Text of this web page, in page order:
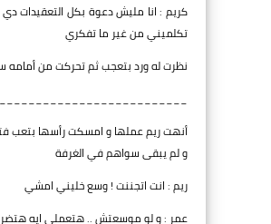
كريم : انا مليش دعوة بكل التعقيدات
تكلميني من غير ما تفكري
نظرت له ورد بتعجب ثم تحركت من أمامه
أنهت ريم عملها و امسكت رأسها بتعب
و لم يبقى سواهم في الغرفة
ريم : انت اتجننت ! وسع خليني امشي
عمر : و لو موسعتش .. هتعملي ايه